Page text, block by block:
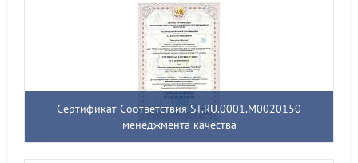
Сертификат Соответствия ST.RU.0001.M0020150
менеджмента качества